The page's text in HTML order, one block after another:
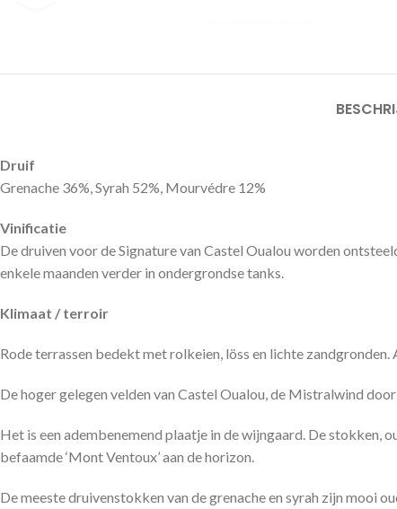
Druif
Grenache 36%, Syrah 52%, Mourvédre 12%
Vinificatie
De druiven voor de Signature van Castel Oualou worden
enkele maanden verder in ondergrondse tanks.
Klimaat / terroir
Rode terrassen bedekt met rolkeien, löss en lichte
De hoger gelegen velden van Castel Oualou, de Mistralwind
Het is een adembenemend plaatje in de wijngaard. De stokken,
befaamde ‘Mont Ventoux’ aan de horizon.
De meeste druivenstokken van de grenache en syrah zijn mooi